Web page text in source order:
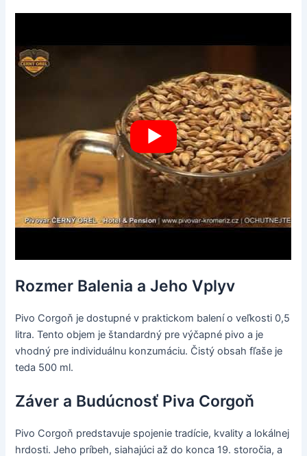
Rozmer Balenia a Jeho Vplyv
Pivo Corgoň je dostupné v praktickom balení o veľkosti 0,5
litra. Tento objem je štandardný pre výčapné pivo a je
vhodný pre individuálnu konzumáciu. Čistý obsah fľaše je
teda 500 ml.
Záver a Budúcnosť Piva Corgoň
Pivo Corgoň predstavuje spojenie tradície, kvality a lokálnej
hrdosti. Jeho príbeh, siahajúci až do konca 19. storočia, a